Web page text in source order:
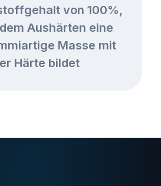
von 100%,
Aushärten eine
Masse mit
Härte bildet